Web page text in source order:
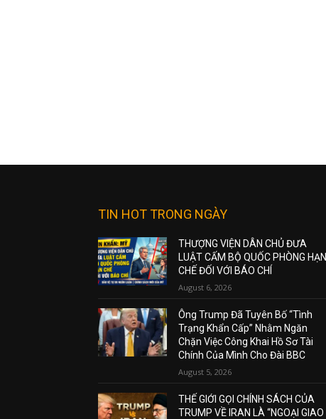
TIN HOT TRONG NGÀY
THƯỢNG VIỆN DÂN CHỦ ĐƯA
LUẬT CẤM BỘ QUỐC PHÒNG HẠN
CHẾ ĐỐI VỚI BÁO CHÍ
August 6, 2026
Ông Trump Đã Tuyên Bố “Tình
Trạng Khẩn Cấp” Nhằm Ngăn
Chặn Việc Công Khai Hồ Sơ Tài
Chính Của Mình Cho Đài BBC
August 5, 2026
THẾ GIỚI GỌI CHÍNH SÁCH CỦA
TRUMP VỀ IRAN LÀ “NGOẠI GIAO